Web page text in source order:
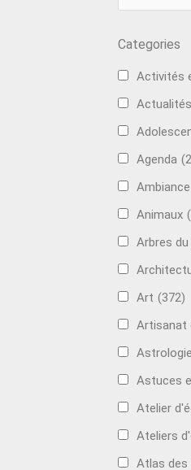
Categories
Activités
Actualités
Agenda
Ambiance
Animaux
Arbres du
Art (372)
Artisanat
Astrologie
Astuces
Atelier
Ateliers
Atlas des